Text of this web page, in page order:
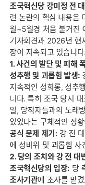
조국혁신당 강미정 전
련 논란의 핵심 내용은
월~5월경 처음 불거진
기자회견과 2026년 현
장이 지속되고 있습니다.
1. 사건의 발단 및 피해
성추행 및 괴롭힘 발생:
지속적인 성희롱, 성추
니다. 특히 조국 당시
일, 당직자들과의 노래
있었다는 구체적인 정
공식 문제 제기: 강 전
에 성비위 및 괴롭힘 사
2. 당의 조치와 강 전
조국혁신당의 입장: 당
조사기관에 조사를 맡